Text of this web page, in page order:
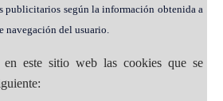
publicitarios según la información obtenida a
navegación del usuario.
en este sitio web las cookies que se